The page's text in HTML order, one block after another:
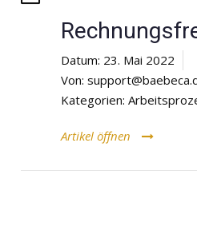
Datum: 23. Mai 2022
Von:
Kategorien:
Artikel öffnen